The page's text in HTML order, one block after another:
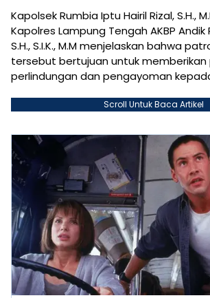
Kapolsek Rumbia Iptu Hairil Rizal, S.H.,
Kapolres Lampung Tengah AKBP Andik
S.H., S.I.K., M.M menjelaskan bahwa
tersebut bertujuan untuk memberikan
perlindungan dan pengayoman
Scroll Untuk Baca Artikel